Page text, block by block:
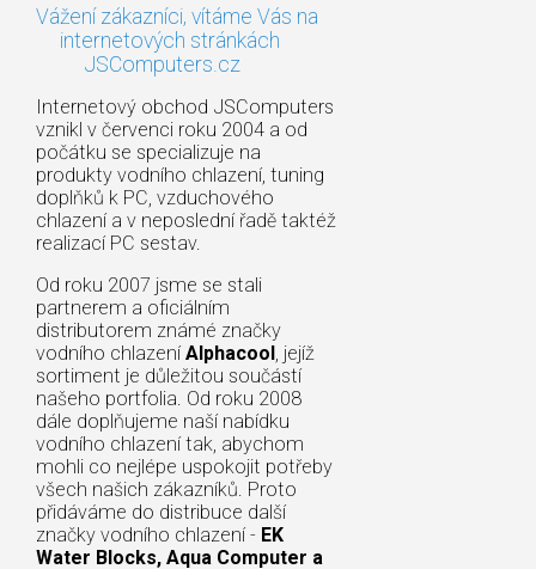
Vážení zákazníci, vítáme Vás na
internetových stránkách
JSComputers.cz
Internetový obchod JSComputers
vznikl v červenci roku 2004 a od
počátku se specializuje na
produkty vodního chlazení, tuning
doplňků k PC, vzduchového
chlazení a v neposlední řadě taktéž
realizací PC sestav.
Od roku 2007 jsme se stali
partnerem a oficiálním
distributorem známé značky
vodního chlazení Alphacool, jejíž
sortiment je důležitou součástí
našeho portfolia. Od roku 2008
dále doplňujeme naší nabídku
vodního chlazení tak, abychom
mohli co nejlépe uspokojit potřeby
všech našich zákazníků. Proto
přidáváme do distribuce další
značky vodního chlazení - EK
Water Blocks, Aqua Computer a